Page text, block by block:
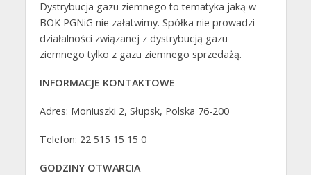
Dystrybucja gazu ziemnego to tematyka jaką w
BOK PGNiG nie załatwimy. Spółka nie prowadzi
działalności związanej z dystrybucją gazu
ziemnego tylko z gazu ziemnego sprzedażą.
INFORMACJE KONTAKTOWE
Adres: Moniuszki 2, Słupsk, Polska 76-200
Telefon: 22 515 15 15 0
GODZINY OTWARCIA